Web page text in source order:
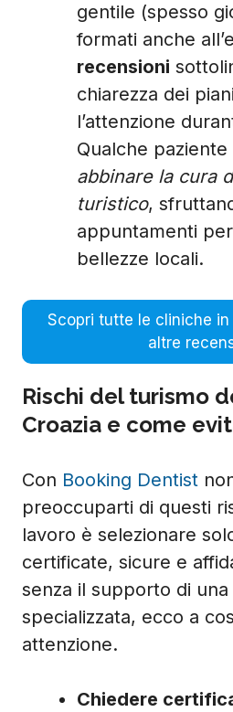
gentile (spesso
formati anche
recensioni
chiarezza dei
l’attenzione
Qualche paziente
abbinare la cura
turistico,
appuntamenti
bellezze locali.
Scopri tutte le cliniche
altre
Rischi del turismo
Croazia e come
Con Booking Dentist
preoccuparti di questi
lavoro è selezionare
certificate, sicure e
senza il supporto di
specializzata, ecco a
attenzione.
Chiedere